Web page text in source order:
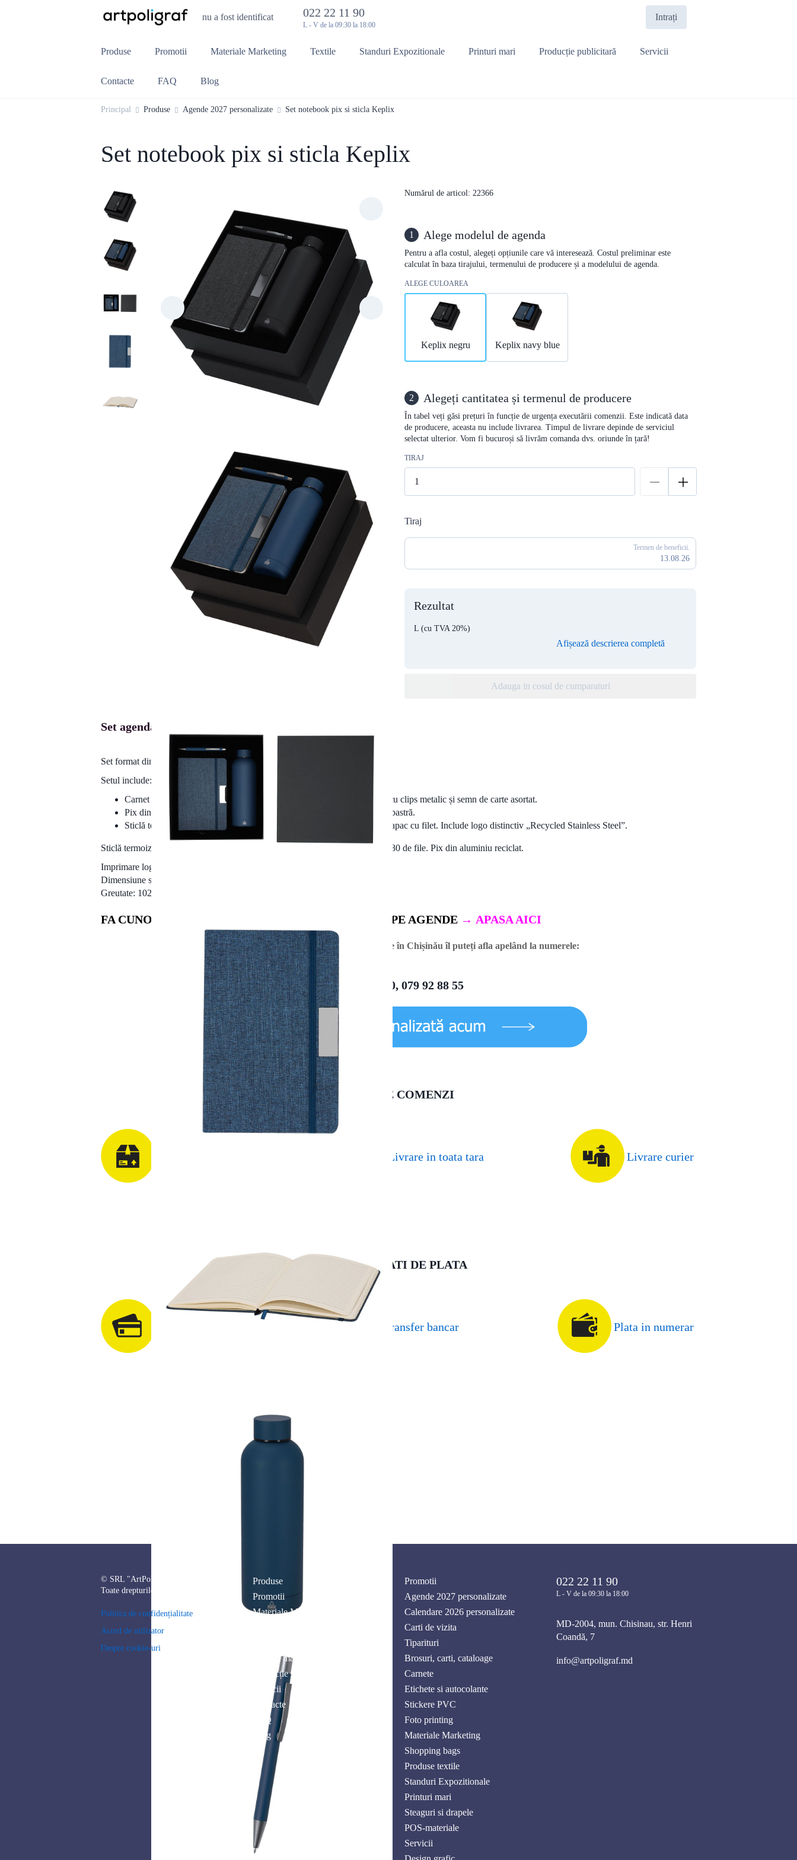
nu a fost identificat 022 22 11 90
L - V de la 09:30 la 18:00
Intrați
Produse Promotii Materiale Marketing Textile Standuri Expozitionale Printuri mari Producție publicitară Servicii
Contacte FAQ Blog
Principal Produse Agende 2027 personalizate Set notebook pix si sticla Keplix
Set notebook pix si sticla Keplix
Numărul de articol: 22366
1 Alege modelul de agenda
Pentru a afla costul, alegeți opțiunile care vă interesează. Costul preliminar este
calculat în baza tirajului, termenului de producere și a modelului de agenda.
ALEGE CULOAREA
Keplix negru Keplix navy blue
2 Alegeți cantitatea și termenul de producere
În tabel veți găsi prețuri în funcție de urgența executării comenzii. Este indicată data
de producere, aceasta nu include livrarea. Timpul de livrare depinde de serviciul
selectat ulterior. Vom fi bucuroși să livrăm comanda dvs. oriunde în țară!
TIRAJ
Tiraj
Termen de beneficii.
13.08.26
Rezultat
L (cu TVA 20%)
Afișează descrierea completă
Adauga in cosul de cumparaturi
Set agenda, pix si sticla KEPLIX
Set format din carnet, pix și sticlă termică din oțel inoxidabil.
Setul include:
Carnet cu copertă rigidă din RPET, cu 80 de file liniate, bandă elastică cu clips metalic și semn de carte asortat.
Pix din aluminiu reciclat, cu finisaj cauciucat, mină jumbo și cerneală albastră.
Sticlă termică cu pereți dubli din oțel inoxidabil, capacitate 500 ml, cu capac cu filet. Include logo distinctiv „Recycled Stainless Steel”.
Sticlă termoizolantă din oțel inoxidabil, 500 ml. Carnet RPET, copertă rigidă, 80 de file. Pix din aluminiu reciclat.
Imprimare logo: da
Dimensiune set: А5 (300 x 90 x 272 mm)
Greutate: 1020g
FA CUNOSTINTA SI CU PRETURILE PENTRU TIPAR PE AGENDE → APASA AICI
Puteți comanda agende.Prețul pentru agende în Chișinău îl puteți afla apelând la numerele:
022 22 11 90, 079 92 88 55
LIVRARE COMENZI
Livrare in toata tara Livrare curier
MODALITATI DE PLATA
Transfer bancar Plata in numerar
© SRL "ArtPoligraf", 2011-2026
Toate drepturile sunt rezervate.
Politica de confidențialitate
Acord de utilizator
Despre cookie-uri
Produse
Promotii
Materiale Marketing
Printuri mari
Producție publicitară
Servicii
Contacte
FAQ
Blog
Promotii
Agende 2027 personalizate
Calendare 2026 personalizate
Carti de vizita
Tiparituri
Brosuri, carti, cataloage
Carnete
Etichete si autocolante
Stickere PVC
Foto printing
Materiale Marketing
Shopping bags
Produse textile
Standuri Expozitionale
Printuri mari
Steaguri si drapele
POS-materiale
Servicii
022 22 11 90
L - V de la 09:30 la 18:00
MD-2004, mun. Chisinau, str. Henri
Coandă, 7
info@artpoligraf.md